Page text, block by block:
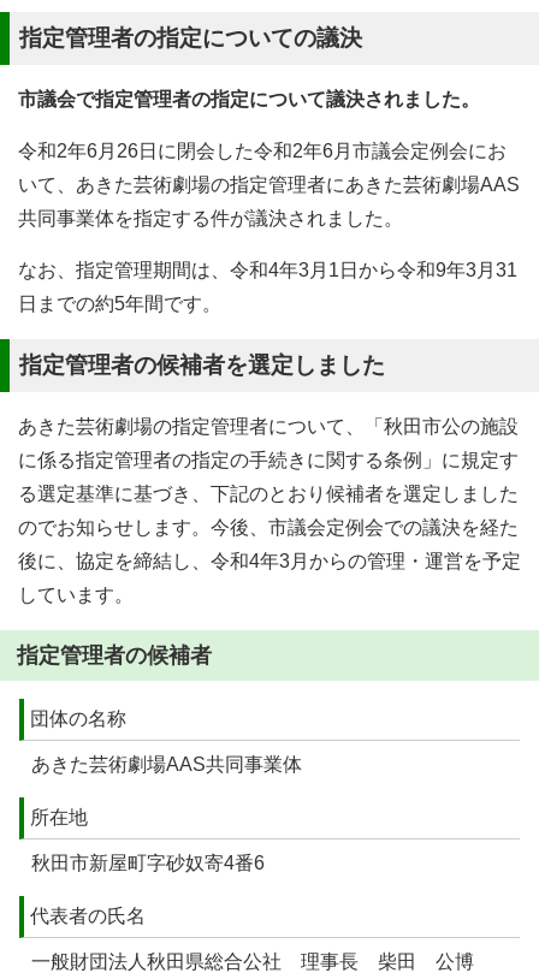
指定管理者の指定についての議決
市議会で指定管理者の指定について議決されました。
令和2年6月26日に閉会した令和2年6月市議会定例会にお
いて、あきた芸術劇場の指定管理者にあきた芸術劇場AAS
共同事業体を指定する件が議決されました。
なお、指定管理期間は、令和4年3月1日から令和9年3月31
日までの約5年間です。
指定管理者の候補者を選定しました
あきた芸術劇場の指定管理者について、「秋田市公の施設
に係る指定管理者の指定の手続きに関する条例」に規定す
る選定基準に基づき、下記のとおり候補者を選定しました
のでお知らせします。今後、市議会定例会での議決を経た
後に、協定を締結し、令和4年3月からの管理・運営を予定
しています。
指定管理者の候補者
団体の名称
あきた芸術劇場AAS共同事業体
所在地
秋田市新屋町字砂奴寄4番6
代表者の氏名
一般財団法人秋田県総合公社 理事長 柴田 公博